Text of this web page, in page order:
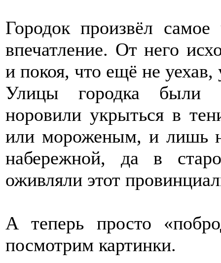
Городок произвёл
впечатление. От него
и покоя, что ещё не уехав,
Улицы городка были
норовили укрыться в
или мороженым, и лишь
набережной, да в
оживляли этот
А теперь просто
посмотрим картинки.